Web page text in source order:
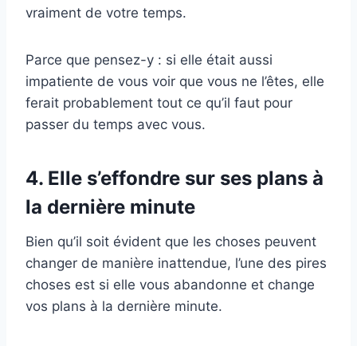
vraiment de votre temps.
Parce que pensez-y : si elle était aussi
impatiente de vous voir que vous ne l’êtes, elle
ferait probablement tout ce qu’il faut pour
passer du temps avec vous.
4. Elle s’effondre sur ses plans à
la dernière minute
Bien qu’il soit évident que les choses peuvent
changer de manière inattendue, l’une des pires
choses est si elle vous abandonne et change
vos plans à la dernière minute.